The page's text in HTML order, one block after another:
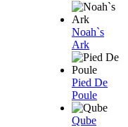
Noah`s
Ark
Pied De
Poule
Qube